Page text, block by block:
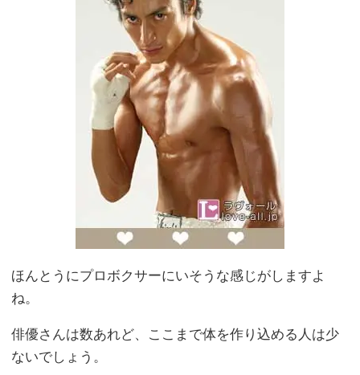
ほんとうにプロボクサーにいそうな感じがしますよ
ね。
俳優さんは数あれど、ここまで体を作り込める人は少
ないでしょう。